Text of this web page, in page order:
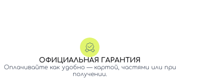
ОФИЦИАЛЬНАЯ ГАРАНТИЯ
Оплачивайте как удобно — картой, частями или при
получении.